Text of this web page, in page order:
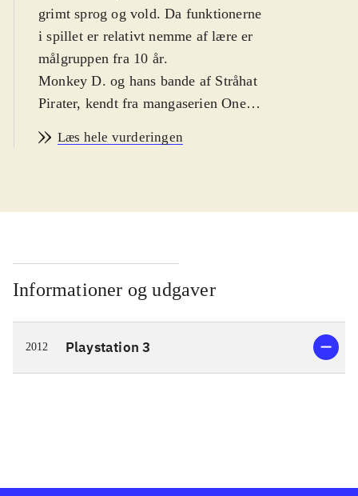
grimt sprog og vold. Da funktionerne
i spillet er relativt nemme af lære er
målgruppen fra 10 år.
Monkey D. og hans bande af Stråhat
Pirater, kendt fra mangaserien One
pirater er også ude efter skatten og
de andre i banden, særlige evner.
samme egenskaber som gummi,
hvilket bl.a. gør ham i stand til at slå
en proper næve. Det er en fordel, da
man ofte skal bekæmpe et større
antal modstandere på en gang og i ny
og næ også mere magtfulde bosser.
Læs hele vurderingen
Informationer og udgaver
2012 Playstation 3